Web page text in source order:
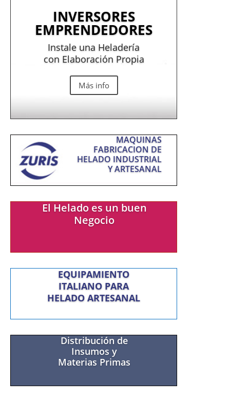
INVERSORES
EMPRENDEDORES
Instale una Heladería
con Elaboración Propia
Más info
MAQUINAS
FABRICACION DE
HELADO INDUSTRIAL
Y ARTESANAL
El Helado es un buen
Negocio
EQUIPAMIENTO
ITALIANO PARA
HELADO ARTESANAL
Distribución de
Insumos y
Materias Primas